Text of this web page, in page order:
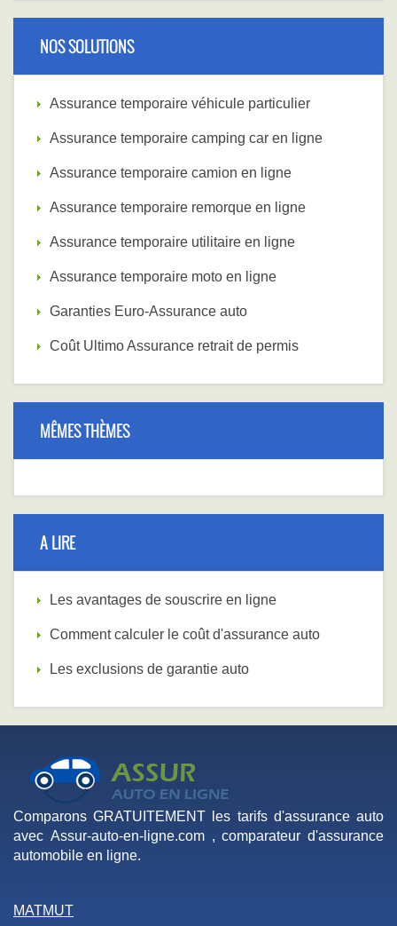
NOS SOLUTIONS
Assurance temporaire véhicule particulier
Assurance temporaire camping car en ligne
Assurance temporaire camion en ligne
Assurance temporaire remorque en ligne
Assurance temporaire utilitaire en ligne
Assurance temporaire moto en ligne
Garanties Euro-Assurance auto
Coût Ultimo Assurance retrait de permis
MÊMES THÈMES
A LIRE
Les avantages de souscrire en ligne
Comment calculer le coût d'assurance auto
Les exclusions de garantie auto
Comparons GRATUITEMENT les tarifs d'assurance auto
avec Assur-auto-en-ligne.com , comparateur d'assurance
automobile en ligne.
MATMUT